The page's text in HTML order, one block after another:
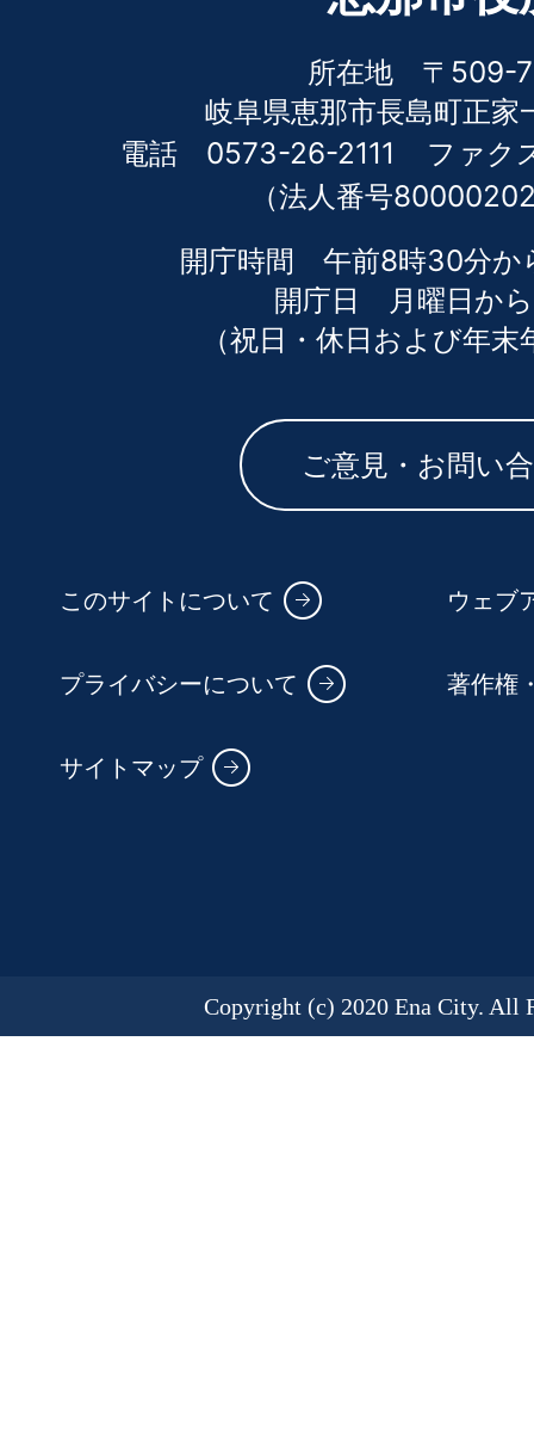
所在地 〒509-
岐阜県恵那市長島町正家
電話 0573-26-2111
ファ
（法人番号
開庁時間 午前8時30分か
開庁日 月曜日か
（祝日・休日および年
ご意見・お問い
このサイトについて ウェブ
プライバシーについて 著作権
サイトマップ
Copyright (c) 2020 Ena City. All